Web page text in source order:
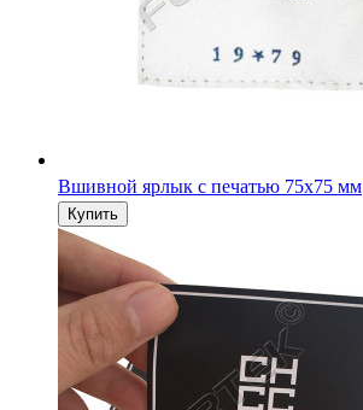
Вшивной ярлык с печатью 75х75 мм